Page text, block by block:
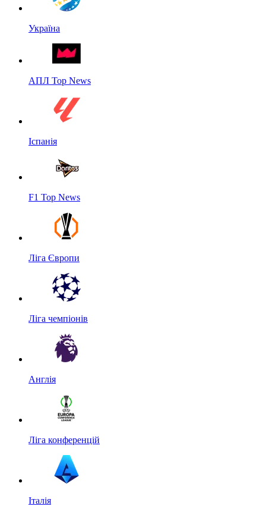
Україна
АПЛ Top News
Іспанія
F1 Top News
Ліга Європи
Ліга чемпіонів
Англія
Ліга конференцій
Італія